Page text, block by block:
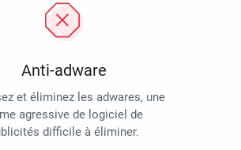
Anti-adware
et éliminez les adwares, une
agressive de logiciel de
difficile à éliminer.